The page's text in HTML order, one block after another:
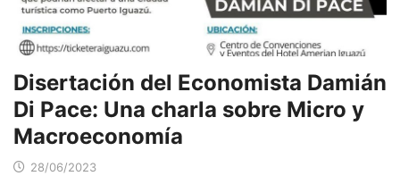
Disertación del Economista Damián
Di Pace: Una charla sobre Micro y
Macroeconomía
28/06/2023